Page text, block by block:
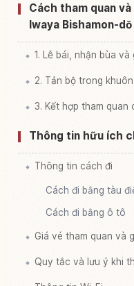
Cách tham quan
Iwaya Bishamon-dō
1. Lễ bái, nhận bùa và
2. Tản bộ trong
3. Kết hợp tham quan
Thông tin hữu ích
Thông tin cách đi
Cách đi bằng tàu
Cách đi bằng ô tô
Giá vé tham quan và
Quy tắc và lưu ý khi